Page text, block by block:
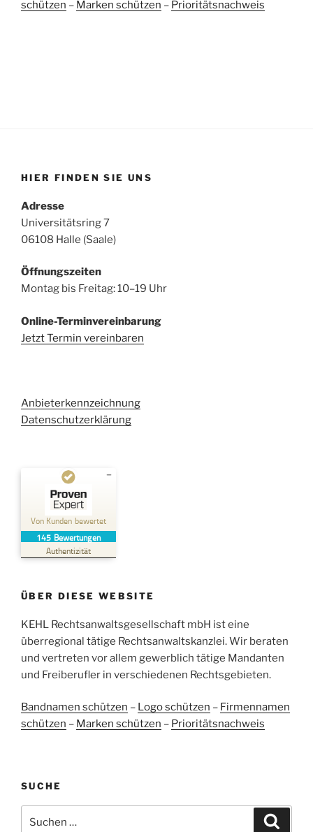
schützen – Marken schützen – Prioritätsnachweis
HIER FINDEN SIE UNS
Adresse
Universitätsring 7
06108 Halle (Saale)
Öffnungszeiten
Montag bis Freitag: 10–19 Uhr
Online-Terminvereinbarung
Jetzt Termin vereinbaren
Anbieterkennzeichnung
Datenschutzerklärung
Von Kunden bewertet
145 Bewertungen
Authentizität
Kundenbewertungen und Erfahrungen zu
Kehl Rechtsanwaltsgesellschaft mbH
SEHR GUT
Bewertungen auf
ProvenExpert.com
Bewertungen von
2
anderen Quellen
Blick aufs ProvenExpert-Profil werfen
ÜBER DIESE WEBSITE
KEHL Rechtsanwaltsgesellschaft mbH ist eine
überregional tätige Rechtsanwaltskanzlei. Wir beraten
und vertreten vor allem gewerblich tätige Mandanten
und Freiberufler in verschiedenen Rechtsgebieten.
Bandnamen schützen – Logo schützen – Firmennamen
schützen – Marken schützen – Prioritätsnachweis
SUCHE